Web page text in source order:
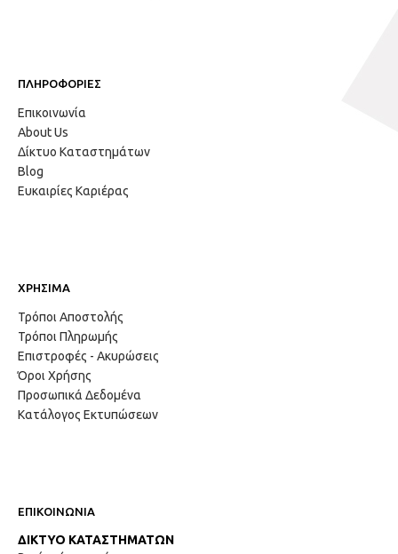
ΠΛΗΡΟΦΟΡΙΕΣ
Επικοινωνία
About Us
Δίκτυο Καταστημάτων
Blog
Ευκαιρίες Καριέρας
ΧΡΗΣΙΜΑ
Τρόποι Αποστολής
Τρόποι Πληρωμής
Επιστροφές - Ακυρώσεις
Όροι Χρήσης
Προσωπικά Δεδομένα
Κατάλογος Εκτυπώσεων
ΕΠΙΚΟΙΝΩΝΙΑ
ΔΙΚΤΥΟ ΚΑΤΑΣΤΗΜΑΤΩΝ